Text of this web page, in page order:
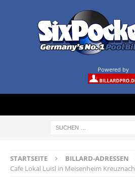
Powered by
STARTSEITE BILLARD-ADRESSEN
Cafe Lokal Luisl in Meisenheim Kreuznach